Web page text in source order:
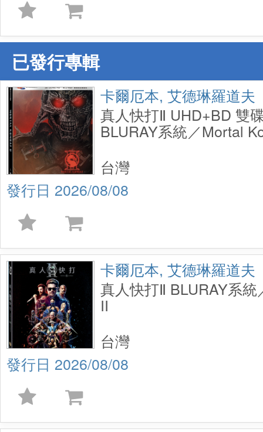
已發行專輯
卡爾厄本, 艾德琳羅道夫
真人快打Ⅱ UHD+BD 雙
BLURAY系統／Mortal
2026/08/08
台灣
卡爾厄本, 艾德琳羅道夫
真人快打Ⅱ BLURAY系
II
2026/08/08
台灣